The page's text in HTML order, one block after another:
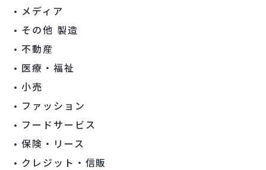
メディア
その他 製造
不動産
医療・福祉
小売
ファッション
フードサービス
保険・リース
クレジット・信販